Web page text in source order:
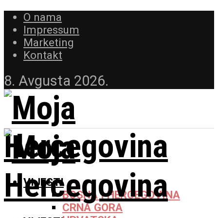
O nama
Impressum
Marketing
Kontakt
8. Avgusta 2026.
VIJESTI
BOSNA I HERCEGOVINA
CRNA GORA